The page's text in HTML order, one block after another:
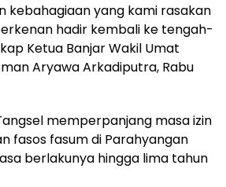
kebahagiaan yang kami rasakan
hadir kembali ke tengah-
Ketua Banjar Wakil Umat
Aryawa Arkadiputra, Rabu
memperpanjang masa izin
fasos fasum di Parahyangan
berlakunya hingga lima tahun